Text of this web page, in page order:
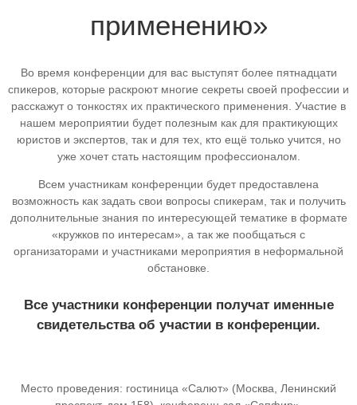
применению»
Во время конференции для вас выступят более пятнадцати
спикеров, которые раскроют многие секреты своей профессии и
расскажут о тонкостях их практического применения. Участие в
нашем мероприятии будет полезным как для практикующих
юристов и экспертов, так и для тех, кто ещё только учится, но
уже хочет стать настоящим профессионалом.
Всем участникам конференции будет предоставлена
возможность как задать свои вопросы спикерам, так и получить
дополнительные знания по интересующей тематике в формате
«кружков по интересам», а так же пообщаться с
организаторами и участниками мероприятия в неформальной
обстановке.
Все участники конференции получат именные
свидетельства об участии в конференции.
Место проведения: гостиница «Салют» (Москва, Ленинский